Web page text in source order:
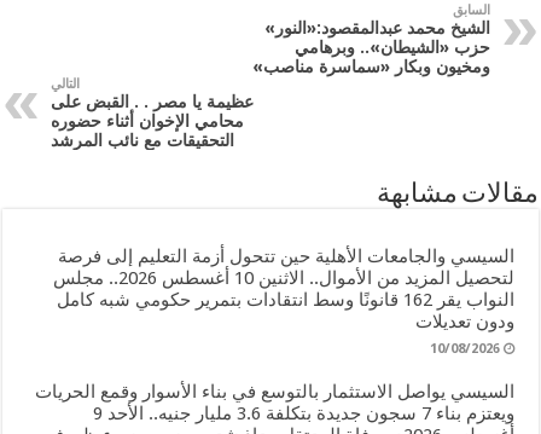
السابق
الشيخ محمد عبدالمقصود:«النور»
حزب «الشيطان».. وبرهامي
ومخيون وبكار «سماسرة مناصب»
التالي
عظيمة يا مصر . . القبض على
محامي الإخوان أثناء حضوره
التحقيقات مع نائب المرشد
مقالات مشابهة
السيسي والجامعات الأهلية حين تتحول أزمة التعليم إلى فرصة
لتحصيل المزيد من الأموال.. الاثنين 10 أغسطس 2026.. مجلس
النواب يقر 162 قانونًا وسط انتقادات بتمرير حكومي شبه كامل
ودون تعديلات
10/08/2026
السيسي يواصل الاستثمار بالتوسع في بناء الأسوار وقمع الحريات
ويعتزم بناء 7 سجون جديدة بتكلفة 3.6 مليار جنيه.. الأحد 9